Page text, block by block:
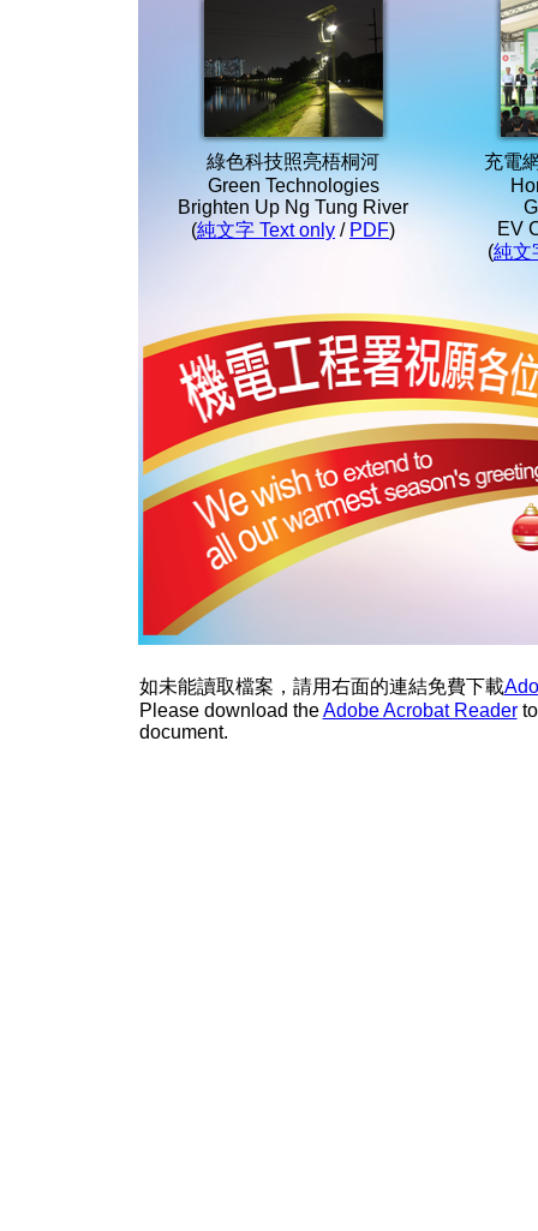
綠色科技照亮梧桐河
Green Technologies
Brighten Up Ng Tung River
(純文字 Text only / PDF)
充電
EV
(純文
如未能讀取檔案，請用右面的連結免費下載
Please download theAdobe Acrobat Readerto
document.